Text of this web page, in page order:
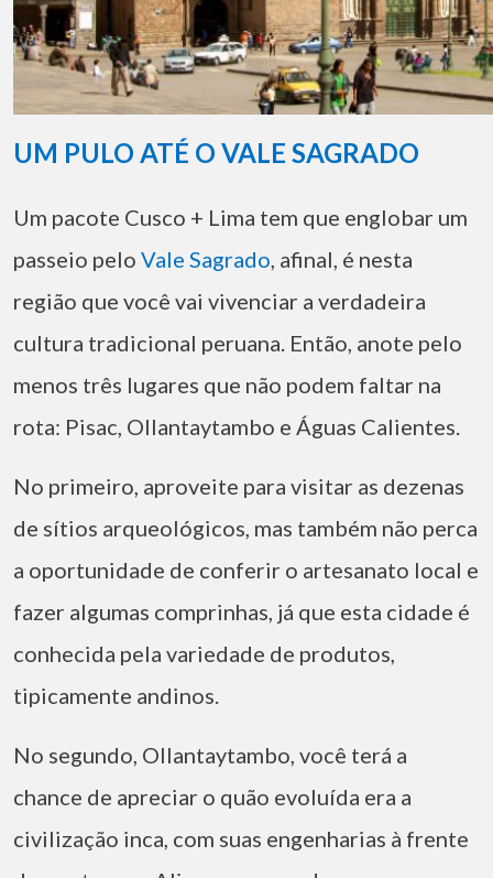
UM PULO ATÉ O VALE SAGRADO
Um pacote Cusco + Lima tem que englobar um
passeio pelo Vale Sagrado, afinal, é nesta
região que você vai vivenciar a verdadeira
cultura tradicional peruana. Então, anote pelo
menos três lugares que não podem faltar na
rota: Pisac, Ollantaytambo e Águas Calientes.
No primeiro, aproveite para visitar as dezenas
de sítios arqueológicos, mas também não perca
a oportunidade de conferir o artesanato local e
fazer algumas comprinhas, já que esta cidade é
conhecida pela variedade de produtos,
tipicamente andinos.
No segundo, Ollantaytambo, você terá a
chance de apreciar o quão evoluída era a
civilização inca, com suas engenharias à frente